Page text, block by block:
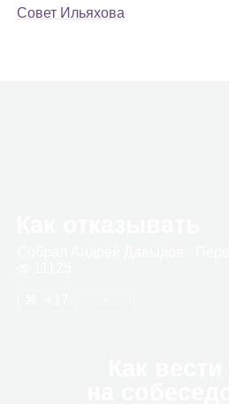
Совет Ильяхова